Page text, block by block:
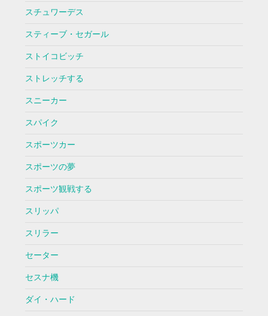
スチュワーデス
スティーブ・セガール
ストイコビッチ
ストレッチする
スニーカー
スパイク
スポーツカー
スポーツの夢
スポーツ観戦する
スリッパ
スリラー
セーター
セスナ機
ダイ・ハード